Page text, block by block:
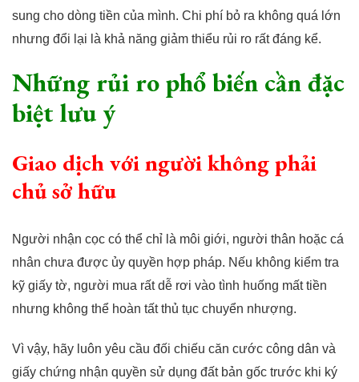
sung cho dòng tiền của mình. Chi phí bỏ ra không quá lớn
nhưng đổi lại là khả năng giảm thiểu rủi ro rất đáng kể.
Những rủi ro phổ biến cần đặc
biệt lưu ý
Giao dịch với người không phải
chủ sở hữu
Người nhận cọc có thể chỉ là môi giới, người thân hoặc cá
nhân chưa được ủy quyền hợp pháp. Nếu không kiểm tra
kỹ giấy tờ, người mua rất dễ rơi vào tình huống mất tiền
nhưng không thể hoàn tất thủ tục chuyển nhượng.
Vì vậy, hãy luôn yêu cầu đối chiếu căn cước công dân và
giấy chứng nhận quyền sử dụng đất bản gốc trước khi ký